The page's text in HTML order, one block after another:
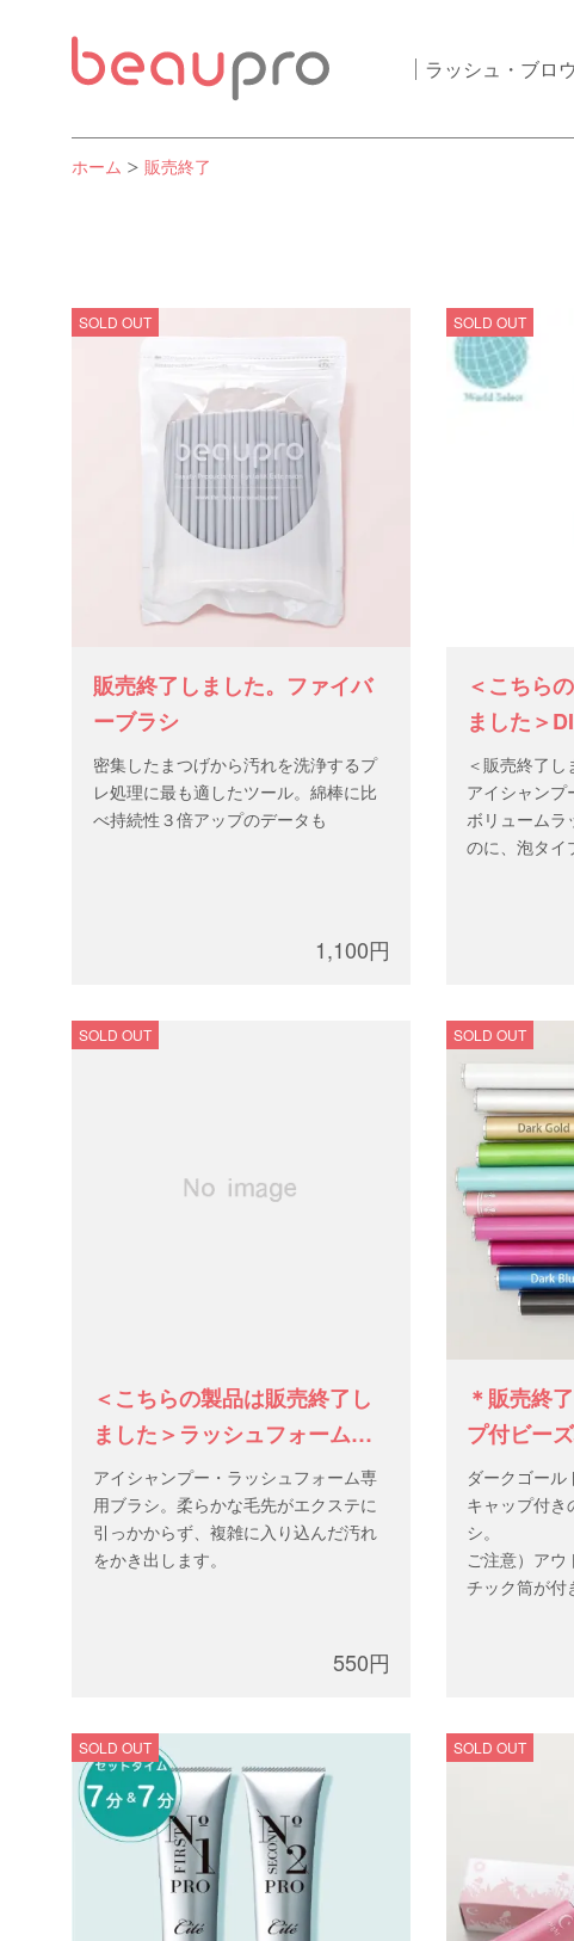
ラッシュ・ブロ
ホーム 販売終了
販売終了しました。ファイバ
ーブラシ
密集したまつげから汚れを洗浄するプ
レ処理に最も適したツール。綿棒に比
べ持続性３倍アップのデータも
1,100円
SOLD OUT
＜こちら
ました＞
フォーム
＜販売終了
アイシャンプ
ボリュームラ
のに、泡タイ
SOLD OUT
＜こちらの製品は販売終了し
ました＞ラッシュフォーム専
用ブラシ
アイシャンプー・ラッシュフォーム専
用ブラシ。柔らかな毛先がエクステに
引っかからず、複雑に入り込んだ汚れ
をかき出します。
550円
SOLD OUT
＊販売終
プ付ビー
ーブラシ
ド・ブル
ダークゴール
キャップ付き
シ。
ご注意）アウ
チック筒が付
SOLD OUT
SOLD OUT SOLD OUT